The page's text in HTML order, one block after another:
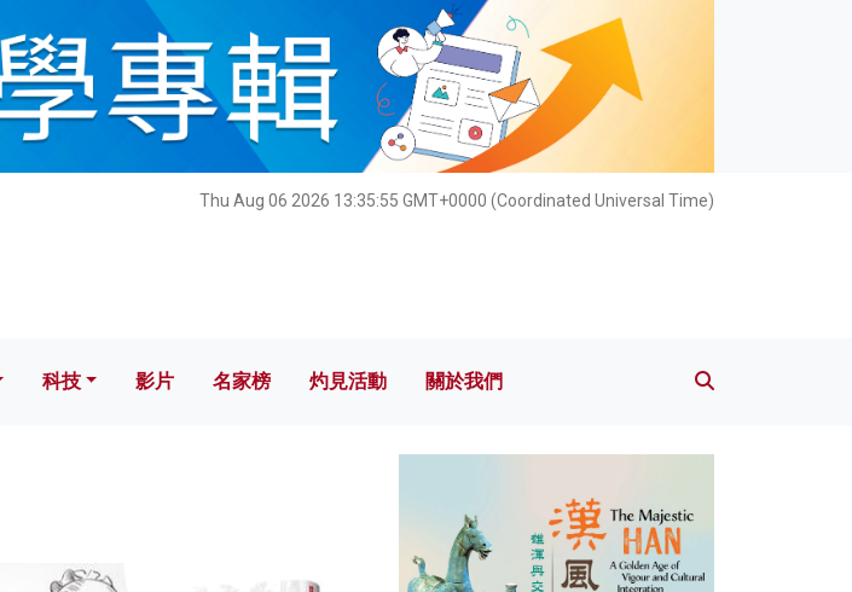
Thu Aug 06 2026 13:35:56 GMT+0000 (Coordinated Universal Time)
科技 影片 名家榜 灼見活動 關於我們
科技 影片 名家榜 灼見活動 關於我們